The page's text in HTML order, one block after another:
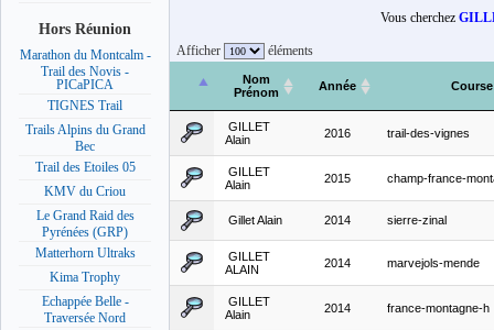
Hors Réunion
Marathon du Montcalm -
Trail des Novis -
PICaPICA
TIGNES Trail
Trails Alpins du Grand
Bec
Trail des Etoiles 05
KMV du Criou
Le Grand Raid des
Pyrénées (GRP)
Matterhorn Ultraks
Kima Trophy
Echappée Belle -
Traversée Nord
Vous cherchez
Afficher éléments
Nom
Prénom
Année Course
GILLET
Alain
2016 trail-des-vignes
GILLET
Alain
2015 champ-france-
Gillet Alain 2014 sierre-zinal
GILLET
ALAIN
2014 marvejols-mende
GILLET
Alain
2014 france-montagne-h